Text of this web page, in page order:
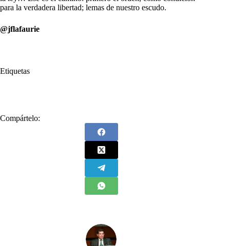
para la verdadera libertad; lemas de nuestro escudo.
@jflafaurie
Etiquetas
Compártelo: